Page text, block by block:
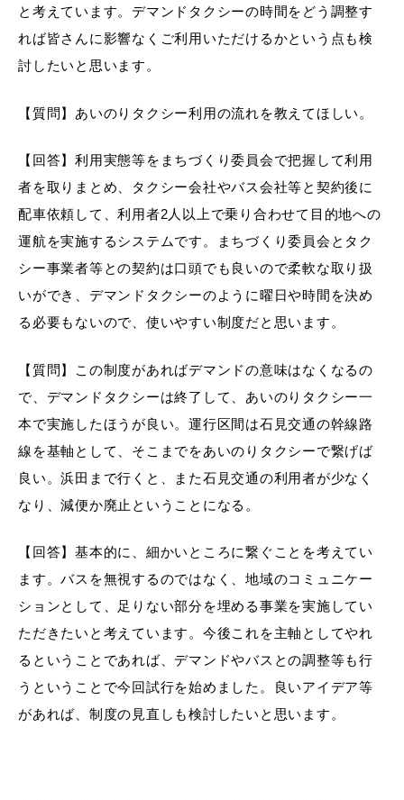
と考えています。デマンドタクシーの時間をどう調整す
れば皆さんに影響なくご利用いただけるかという点も検
討したいと思います。
【質問】あいのりタクシー利用の流れを教えてほしい。
【回答】利用実態等をまちづくり委員会で把握して利用
者を取りまとめ、タクシー会社やバス会社等と契約後に
配車依頼して、利用者2人以上で乗り合わせて目的地への
運航を実施するシステムです。まちづくり委員会とタク
シー事業者等との契約は口頭でも良いので柔軟な取り扱
いができ、デマンドタクシーのように曜日や時間を決め
る必要もないので、使いやすい制度だと思います。
【質問】この制度があればデマンドの意味はなくなるの
で、デマンドタクシーは終了して、あいのりタクシー一
本で実施したほうが良い。運行区間は石見交通の幹線路
線を基軸として、そこまでをあいのりタクシーで繋げば
良い。浜田まで行くと、また石見交通の利用者が少なく
なり、減便か廃止ということになる。
【回答】基本的に、細かいところに繋ぐことを考えてい
ます。バスを無視するのではなく、地域のコミュニケー
ションとして、足りない部分を埋める事業を実施してい
ただきたいと考えています。今後これを主軸としてやれ
るということであれば、デマンドやバスとの調整等も行
うということで今回試行を始めました。良いアイデア等
があれば、制度の見直しも検討したいと思います。